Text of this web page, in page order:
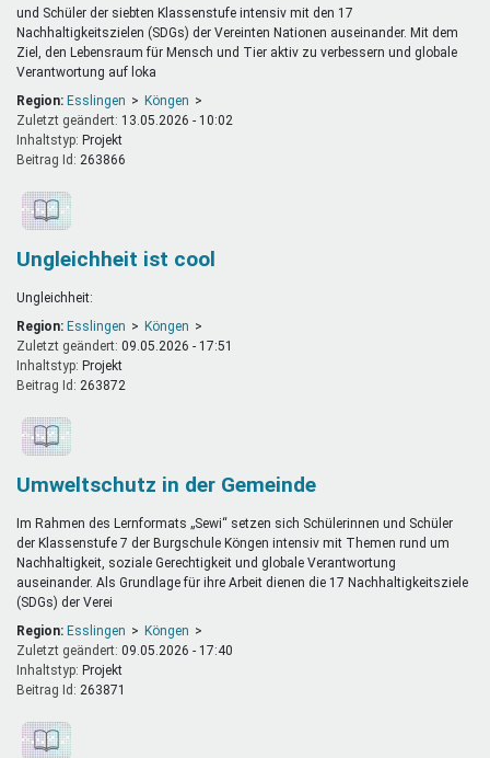
und Schüler der siebten Klassenstufe intensiv mit den 17
Nachhaltigkeitszielen (SDGs) der Vereinten Nationen auseinander. Mit dem
Ziel, den Lebensraum für Mensch und Tier aktiv zu verbessern und globale
Verantwortung auf loka
Region: Esslingen
Köngen
Zuletzt geändert: 13.05.2026 - 10:02
Inhaltstyp:
projekt
Beitrag Id: 263866
Ungleichheit ist cool
Ungleichheit:
Region: Esslingen
Köngen
Zuletzt geändert: 09.05.2026 - 17:51
Inhaltstyp:
projekt
Beitrag Id: 263872
Umweltschutz in der Gemeinde
Im Rahmen des Lernformats „Sewi“ setzen sich Schülerinnen und Schüler
der Klassenstufe 7 der Burgschule Köngen intensiv mit Themen rund um
Nachhaltigkeit, soziale Gerechtigkeit und globale Verantwortung
auseinander. Als Grundlage für ihre Arbeit dienen die 17 Nachhaltigkeitsziele
(SDGs) der Verei
Region: Esslingen
Köngen
Zuletzt geändert: 09.05.2026 - 17:40
Inhaltstyp:
projekt
Beitrag Id: 263871